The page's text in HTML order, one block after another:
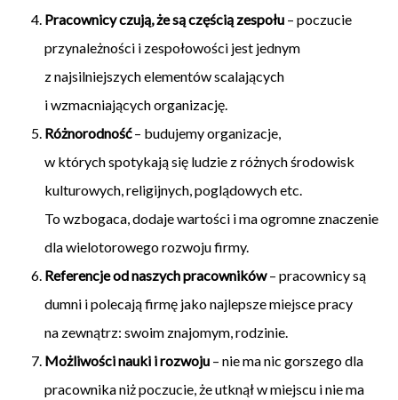
Pracownicy czują, że są częścią zespołu – poczucie
przynależności i zespołowości jest jednym
z najsilniejszych elementów scalających
i wzmacniających organizację.
Różnorodność– budujemy organizacje,
w których spotykają się ludzie z różnych środowisk
kulturowych, religijnych, poglądowych etc.
To wzbogaca, dodaje wartości i ma ogromne znaczenie
dla wielotorowego rozwoju firmy.
Referencje od naszych pracowników– pracownicy są
dumni i polecają firmę jako najlepsze miejsce pracy
na zewnątrz: swoim znajomym, rodzinie.
Możliwości nauki i rozwoju – nie ma nic gorszego dla
pracownika niż poczucie, że utknął w miejscu i nie ma